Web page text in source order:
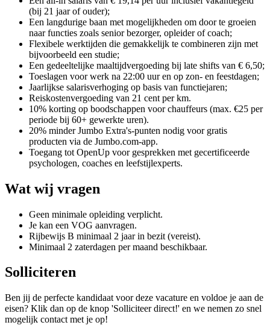
(bij 21 jaar of ouder);
Een langdurige baan met mogelijkheden om door te groeien
naar functies zoals senior bezorger, opleider of coach;
Flexibele werktijden die gemakkelijk te combineren zijn met
bijvoorbeeld een studie;
Een gedeeltelijke maaltijdvergoeding bij late shifts van € 6,50;
Toeslagen voor werk na 22:00 uur en op zon- en feestdagen;
Jaarlijkse salarisverhoging op basis van functiejaren;
Reiskostenvergoeding van 21 cent per km.
10% korting op boodschappen voor chauffeurs (max. €25 per
periode bij 60+ gewerkte uren).
20% minder Jumbo Extra's-punten nodig voor gratis
producten via de Jumbo.com-app.
Toegang tot OpenUp voor gesprekken met gecertificeerde
psychologen, coaches en leefstijlexperts.
Wat wij vragen
Geen minimale opleiding verplicht.
Je kan een VOG aanvragen.
Rijbewijs B minimaal 2 jaar in bezit (vereist).
Minimaal 2 zaterdagen per maand beschikbaar.
Solliciteren
Ben jij de perfecte kandidaat voor deze vacature en voldoe je aan de
eisen? Klik dan op de knop 'Solliciteer direct!' en we nemen zo snel
mogelijk contact met je op!